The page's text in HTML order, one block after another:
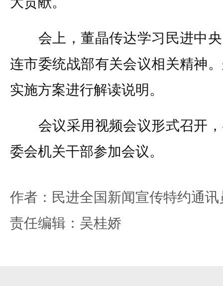
会上，董晶传达学习民进中央
连市委统战部有关会议相关精神
实施方案进行解读说明。
会议采用视频会议形式召开，
委会机关干部参加会议。
作者：民进全国新闻宣传特约通
责任编辑：吴桂娇